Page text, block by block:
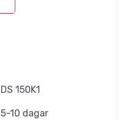
DS 150K1
5-10 dagar